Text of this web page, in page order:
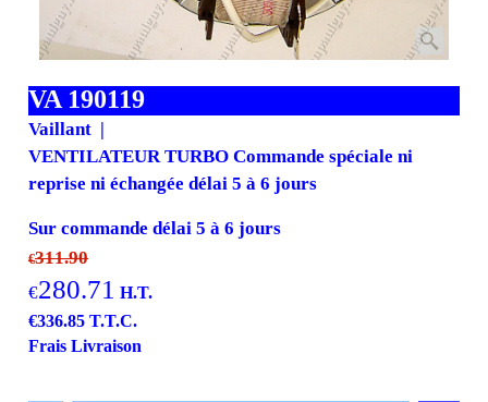
VA 190119
Vaillant
VENTILATEUR TURBO Commande spéciale ni
reprise ni échangée délai 5 à 6 jours
Sur commande délai 5 à 6 jours
€311.90
€280.71 H.T.
€336.85 T.T.C.
Frais Livraison